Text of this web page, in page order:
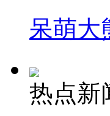
呆萌大
热点新